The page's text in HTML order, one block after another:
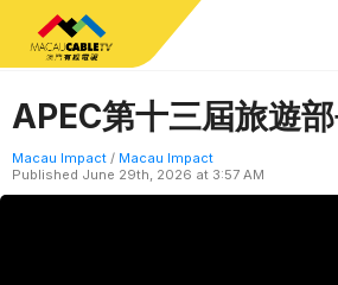
APEC第十三屆旅遊
Macau Impact / Macau Impact
Published June 29th, 2026 at 3:57 AM